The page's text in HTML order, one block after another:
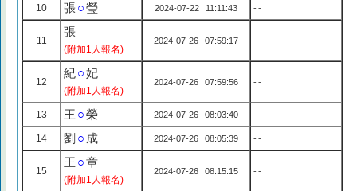
10 張○瑩 2024-07-22 11:11:43 --
11
張
(附加1人報名)
2024-07-26 07:59:17 --
12
紀○妃
(附加1人報名)
2024-07-26 07:59:56 --
13 王 ○榮 2024-07-26 08:03:40 --
14 劉 ○ 成 2024-07-26 08:05:39 --
15
王 ○章
(附加1人報名)
2024-07-26 08:15:15 --